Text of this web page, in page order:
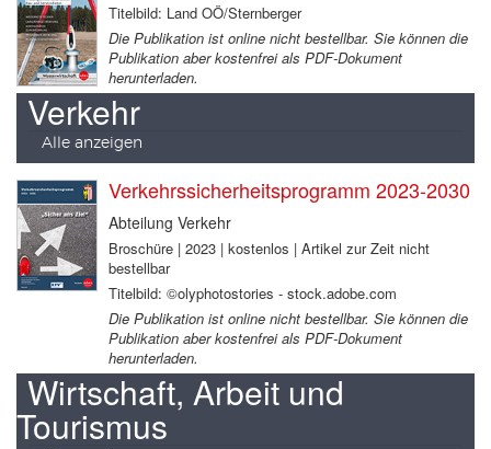
Titelbild: Land OÖ/Sternberger
Die Publikation ist online nicht bestellbar. Sie können die
Publikation aber kostenfrei als PDF-Dokument
herunterladen.
Verkehr
Alle anzeigen
Verkehrssicherheitsprogramm 2023-2030
Abteilung Verkehr
Broschüre | 2023 | kostenlos | Artikel zur Zeit nicht
bestellbar
Titelbild: ©olyphotostories - stock.adobe.com
Die Publikation ist online nicht bestellbar. Sie können die
Publikation aber kostenfrei als PDF-Dokument
herunterladen.
Wirtschaft, Arbeit und
Tourismus